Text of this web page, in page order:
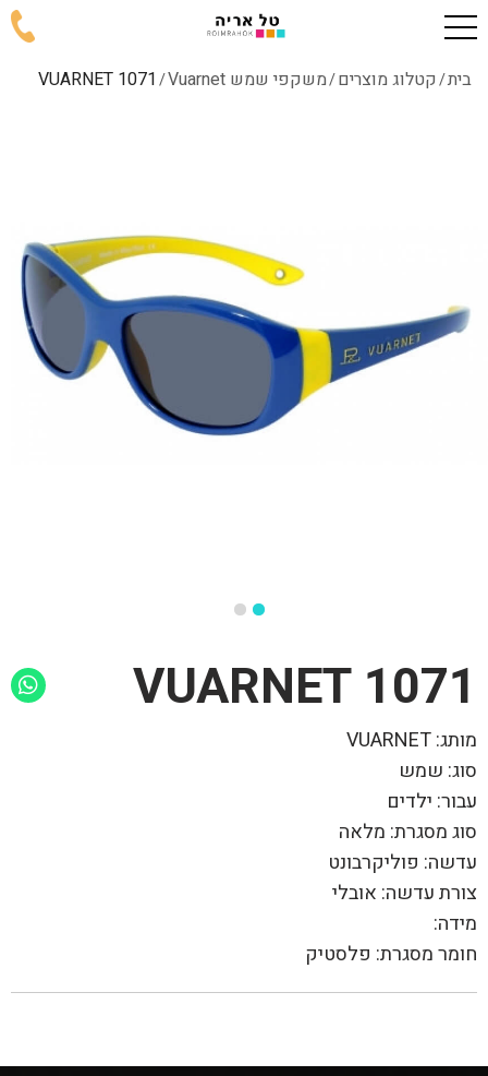
בית/קטלוג מוצרים/משקפי שמש Vuarnet /
1071 VUARNET
1071 VUARNET
מותג: VUARNET
סוג: שמש
עבור: ילדים
סוג מסגרת: מלאה
עדשה: פוליקרבונט
צורת עדשה: אובלי
מידה:
חומר מסגרת: פלסטיק